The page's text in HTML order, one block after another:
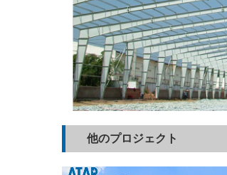
他のプロジェクト